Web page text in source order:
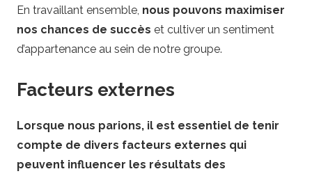
En travaillant ensemble, nous pouvons maximiser
nos chances de succès et cultiver un sentiment
d’appartenance au sein de notre groupe.
Facteurs externes
Lorsque nous parions, il est essentiel de tenir
compte de divers facteurs externes qui
peuvent influencer les résultats des